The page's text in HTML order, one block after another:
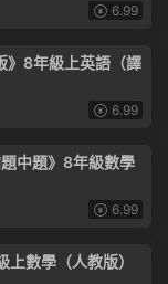
6.99
》8年級上英語（譯
6.99
中題》8年級數學
6.99
數學（人教版）